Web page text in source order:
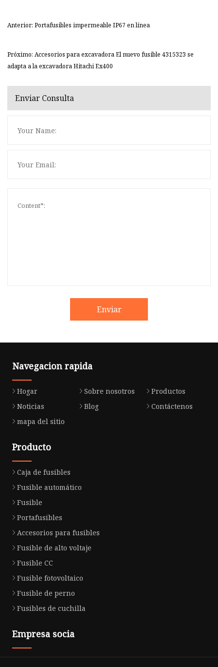
Anterior: Portafusibles impermeable IP67 en línea
Próximo: Accesorios para excavadora El nuevo fusible 4315323 se
adapta a la excavadora Hitachi Ex400
Enviar Consulta
Enviar
Navegacion rapida
Hogar Sobre nosotros
Productos
Noticias
Blog
Contáctenos
mapa del sitio
Producto
Caja de fusibles
Fusible automático
Fusible
Portafusibles
Accesorios para fusibles
Fusible de alto voltaje
Fusible CC
Fusible fotovoltaico
Fusible de perno
Fusibles de cuchilla
Empresa socia